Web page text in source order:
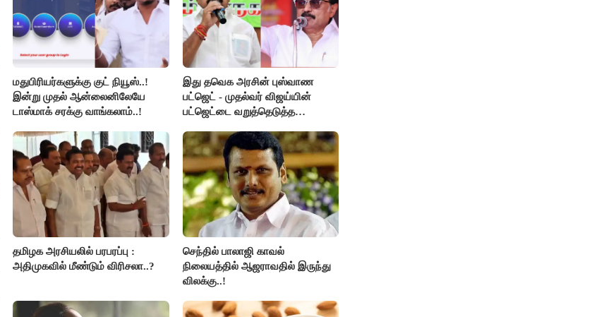
மதுபிரியர்களுக்கு குட் நியூஸ்..!
இன்று முதல் ஆன்லைனிலேயே
டாஸ்மாக் சரக்கு வாங்கலாம்..!
இது தவெக அரசின் புஸ்வாண
பட்ஜெட் - முதல்வர் விஜய்யின்
பட்ஜெட்டை வறுத்தெடுத்த
தமிழக அரசியலில் பரபரப்பு :
அதிமுகவில் மீண்டும் விரிசலா..?
செந்தில் பாலாஜி காவல்
நிலையத்தில் ஆஜராவதில் இருந்து
விலக்கு..!